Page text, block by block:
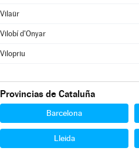
Vilaür
Vilobí d'Onyar
Vilopriu
Provincias de Cataluña
Barcelona
Lleida